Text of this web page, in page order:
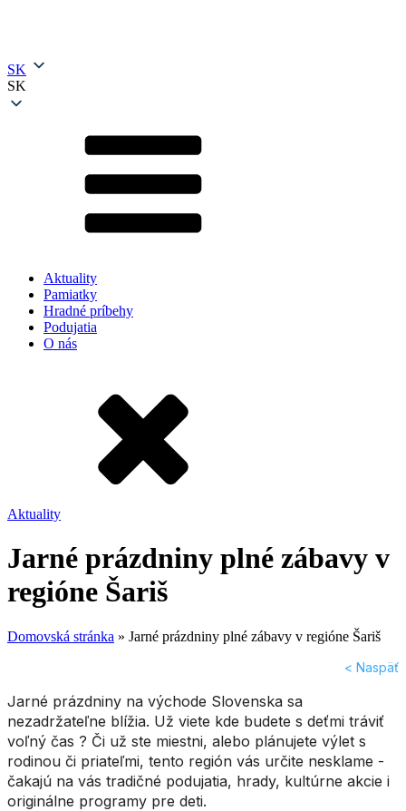
SK
SK
Aktuality
Pamiatky
Hradné príbehy
Podujatia
O nás
Aktuality
Jarné prázdniny plné zábavy v
regióne Šariš
Domovská stránka » Jarné prázdniny plné zábavy v regióne Šariš
< Naspäť
Jarné prázdniny na východe Slovenska sa
nezadržateľne blížia. Už viete kde budete s deťmi tráviť
voľný čas ? Či už ste miestni, alebo plánujete výlet s
rodinou či priateľmi, tento región vás určite nesklame -
čakajú na vás tradičné podujatia, hrady, kultúrne akcie i
originálne programy pre deti.